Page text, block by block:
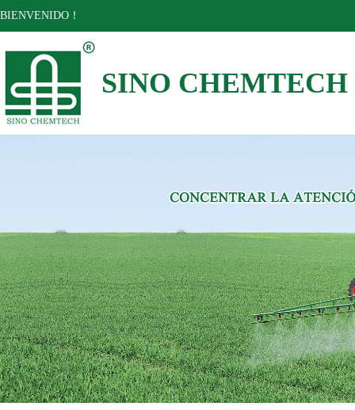
BIENVENIDO！
SINO CHEMTECH